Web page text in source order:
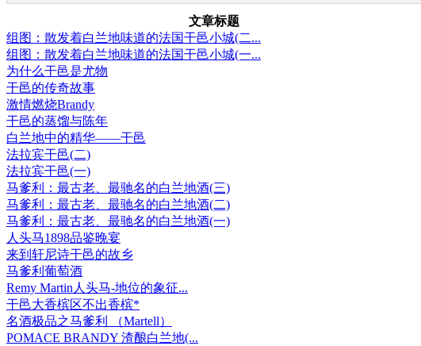
文章标题
组图：散发着白兰地味道的法国干邑小城(二...
组图：散发着白兰地味道的法国干邑小城(一...
为什么干邑是尤物
干邑的传奇故事
激情燃烧Brandy
干邑的蒸馏与陈年
白兰地中的精华——干邑
法拉宾干邑(二)
法拉宾干邑(一)
马爹利：最古老、最驰名的白兰地酒(三)
马爹利：最古老、最驰名的白兰地酒(二)
马爹利：最古老、最驰名的白兰地酒(一)
人头马1898品鉴晚宴
来到轩尼诗干邑的故乡
马爹利葡萄酒
Remy Martin人头马-地位的象征...
干邑大香槟区不出香槟*
名酒极品之马爹利 （Martell）
POMACE BRANDY 渣酿白兰地(...